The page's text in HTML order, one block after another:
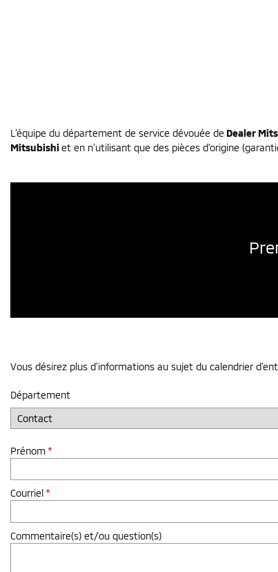
L’équipe du département de service dévouée de Dealer
Mitsubishiet en n’utilisant que des pièces d’origine
Vous désirez plus d’informations au sujet du calendrier
Département
Prénom *
Courriel *
Commentaire(s) et/ou question(s)